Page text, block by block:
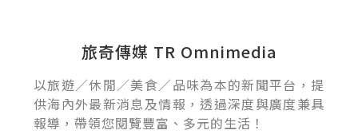
旅奇傳媒 TR Omnimedia
以旅遊／休閒／美食／品味為本的新聞平台，提
供海內外最新消息及情報，透過深度與廣度兼具
報導，帶領您閱覽豐富、多元的生活！